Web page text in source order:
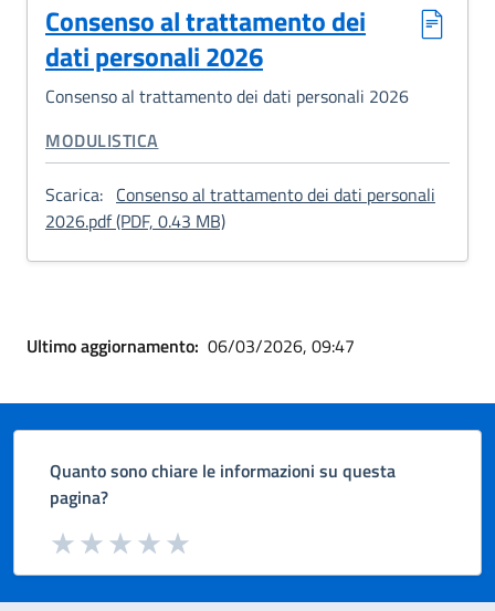
Consenso al trattamento dei
dati personali 2026
Consenso al trattamento dei dati personali 2026
CATEGORIA CORRELATA:
MODULISTICA
Scarica: Consenso al trattamento dei dati personali
2026.pdf (PDF, 0.43 MB): Consenso al trattamento dei dati
Ultimo aggiornamento: 06/03/2026, 09:47
Quanto sono chiare le informazioni su questa
pagina?
Valuta da 1 a 5 stelle la pagina
Valuta 5 stelle su 5
Valuta 4 stelle su 5
Valuta 3 stelle su 5
Valuta 2 stelle su 5
Valuta 1 stelle su 5